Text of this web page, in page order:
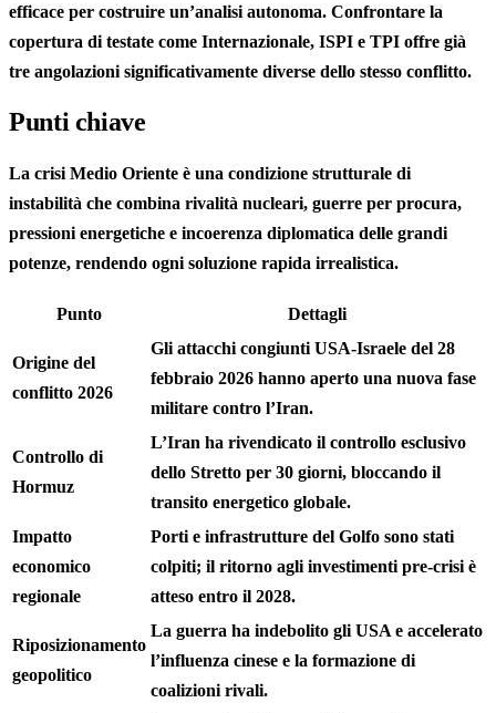
efficace per costruire un’analisi autonoma. Confrontare la
copertura di testate come Internazionale, ISPI e TPI offre già
tre angolazioni significativamente diverse dello stesso conflitto.
Punti chiave
La crisi Medio Oriente è una condizione strutturale di
instabilità che combina rivalità nucleari, guerre per procura,
pressioni energetiche e incoerenza diplomatica delle grandi
potenze, rendendo ogni soluzione rapida irrealistica.
Punto Dettagli
Origine del
conflitto 2026
Gli attacchi congiunti USA-Israele del 28
febbraio 2026 hanno aperto una nuova fase
militare contro l’Iran.
Controllo di
Hormuz
L’Iran ha rivendicato il controllo esclusivo
dello Stretto per 30 giorni, bloccando il
transito energetico globale.
Impatto
economico
regionale
Porti e infrastrutture del Golfo sono stati
colpiti; il ritorno agli investimenti pre-crisi è
atteso entro il 2028.
Riposizionamento
geopolitico
La guerra ha indebolito gli USA e accelerato
l’influenza cinese e la formazione di
coalizioni rivali.